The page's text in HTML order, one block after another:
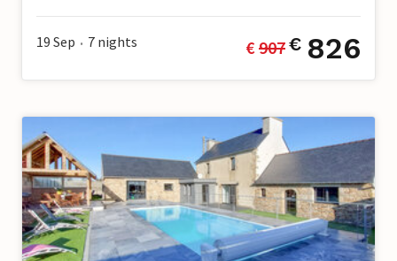
19 Sep • 7 nights € 907€ 826